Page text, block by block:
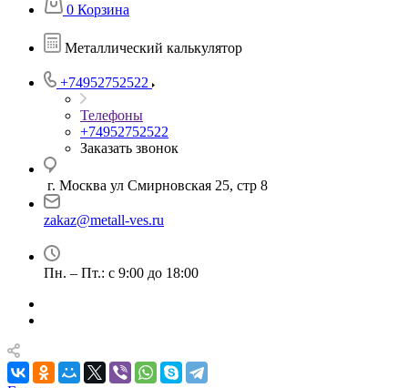
0 Корзина
Металлический калькулятор
+74952752522
Телефоны
+74952752522
Заказать звонок
г. Москва ул Смирновская 25, стр 8
zakaz@metall-ves.ru
Пн. – Пт.: с 9:00 до 18:00